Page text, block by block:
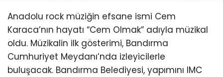
Anadolu rock müziğin efsane ismi Cem
Karaca’nın hayatı “Cem Olmak” adıyla müzikal
oldu. Müzikalin ilk gösterimi, Bandırma
Cumhuriyet Meydanı’nda izleyicilerle
buluşacak. Bandırma Belediyesi, yapımını IMC